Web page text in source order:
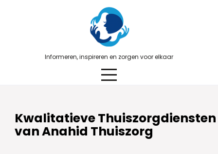
Informeren, inspireren en zorgen voor elkaar
Kwalitatieve Thuiszorgdiensten
van Anahid Thuiszorg